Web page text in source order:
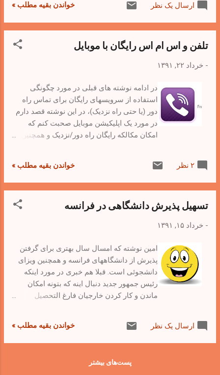
محدودیتی که داره اینه که دوستان شما هم باید
این برنامه را روی گوش خودشون نصب داشته
اگر خواستید با یک تلفن ثابت تماس بگیرید چی؟
ارسال یک نظر خواندن بقیه مطلب »
تلفن و اس ام اس رایگان با موبایل
- خرداد ۲۲, ۱۳۹۱
در ادامه نوشته های قبلی در مورد چگونگی
استفاده از سرویسهای رایگان برای تماس راه
دور (یا حتی راه نزدیک)، در این نوشته قصد دارم
در مورد یک اپلیکیشن موبایل صحبت کنم که
امکان مکالکه رایگان راه دور/نزدیک و همچنین
ایران و چه خارج از ایران می تونن ازش استفاده
کنن.
۲ نظر خواندن بقیه مطلب »
تسهیل پذیرش دانشگاهی در فرانسه
- خرداد ۱۵, ۱۳۹۱
امین نوشته که امسال سال بهتری برای گرفتن
پذیرش از دانشگاههای فرانسه و همچنین ویزای
دانشجوئی است. قبلا هم خبری در مورد اینکه
رئیس جمهور جدید دنبال اینه که بتونه امکان
ماندن و کار کردن خارجیان فارغ التحصیل
خواسته اند برای تقاضای ویزای دانشجوئی، چند
مورد عجیب وجود دارد :‌
ارسال یک نظر خواندن بقیه مطلب »
پست‌های بیشتر